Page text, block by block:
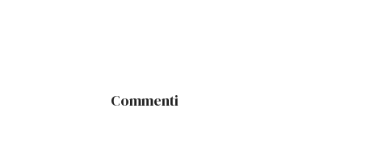
Commenti